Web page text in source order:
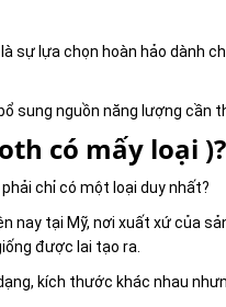
sự lựa chọn hoàn hảo dành
sung nguồn năng lượng cần
có mấy loại )?
chỉ có một loại duy nhất?
nay tại Mỹ, nơi xuất xứ của
được lai tạo ra.
kích thước khác nhau